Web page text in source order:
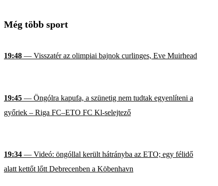
Még több sport
19:48 — Visszatér az olimpiai bajnok curlinges, Eve Muirhead
19:45 — Öngólra kapufa, a szünetig nem tudtak egyenlíteni a
győriek – Riga FC–ETO FC Kl-selejtező
19:34 — Videó: öngóllal került hátrányba az ETO; egy félidő
alatt kettőt lőtt Debrecenben a Köbenhavn